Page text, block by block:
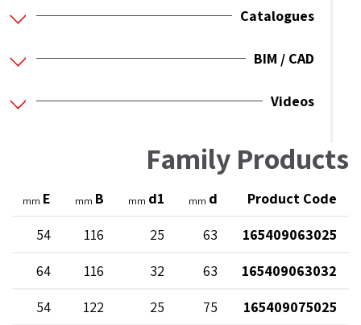
Catalogues
BIM / CAD
Videos
Family Products
Product Code
d
mm
d1
mm
B
mm
E
mm
165409063025
63
25
116
54
165409063032
63
32
116
64
165409075025
75
25
122
54